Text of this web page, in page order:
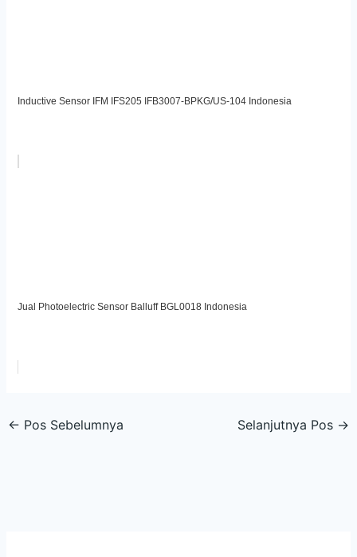
Inductive Sensor IFM IFS205 IFB3007-BPKG/US-104 Indonesia
Jual Photoelectric Sensor Balluff BGL0018 Indonesia
← Pos Sebelumnya Selanjutnya Pos →